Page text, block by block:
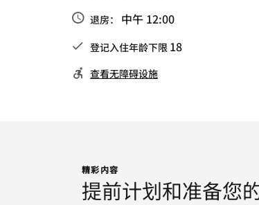
退房： 中午 12:00
登记入住年龄下限 18
查看无障碍设施
精彩内容
提前计划和准备您